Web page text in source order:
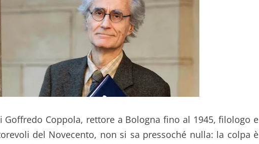
Goffredo Coppola, rettore a Bologna fino al 1945, filologo e
del Novecento, non si sa pressoché nulla: la colpa è